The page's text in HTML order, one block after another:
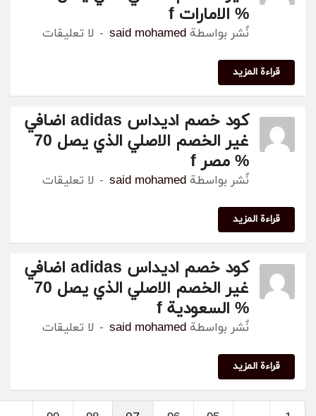
% الامارات f
نٌشر بواسطةsaid mohamed لا تعليقات
كود خصم اديداس adidas اضافي
غير الخصم الاصلي الذي يصل 70
% مصر f
نٌشر بواسطةsaid mohamed لا تعليقات
كود خصم اديداس adidas اضافي
غير الخصم الاصلي الذي يصل 70
% السعودية f
نٌشر بواسطةsaid mohamed لا تعليقات